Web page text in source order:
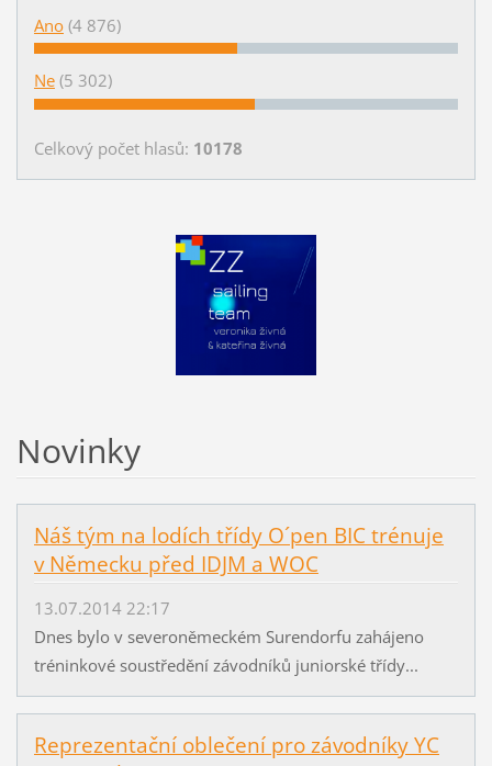
Ano (4 876)
Ne (5 302)
Celkový počet hlasů: 10178
Novinky
Náš tým na lodích třídy O´pen BIC trénuje
v Německu před IDJM a WOC
13.07.2014 22:17
Dnes bylo v severoněmeckém Surendorfu zahájeno
tréninkové soustředění závodníků juniorské třídy...
Reprezentační oblečení pro závodníky YC